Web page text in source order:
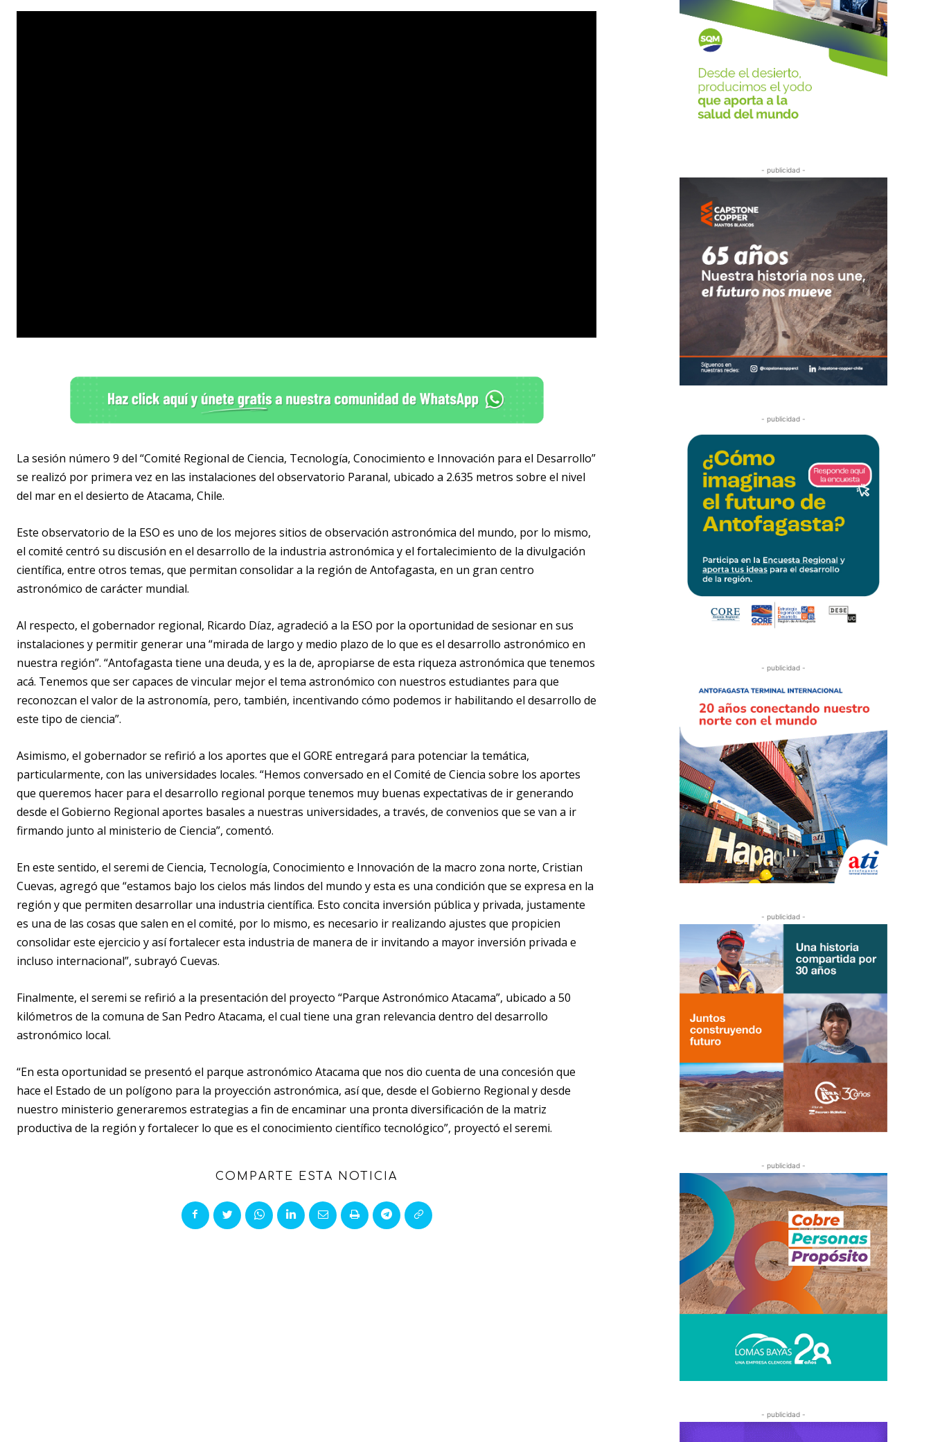
La sesión número 9 del “Comité Regional de Ciencia, Tecnología, Conocimiento e Innovación para el Desarrollo”
se realizó por primera vez en las instalaciones del observatorio Paranal, ubicado a 2.635 metros sobre el nivel
del mar en el desierto de Atacama, Chile.
Este observatorio de la ESO es uno de los mejores sitios de observación astronómica del mundo, por lo mismo,
el comité centró su discusión en el desarrollo de la industria astronómica y el fortalecimiento de la divulgación
científica, entre otros temas, que permitan consolidar a la región de Antofagasta, en un gran centro
astronómico de carácter mundial.
Al respecto, el gobernador regional, Ricardo Díaz, agradeció a la ESO por la oportunidad de sesionar en sus
instalaciones y permitir generar una “mirada de largo y medio plazo de lo que es el desarrollo astronómico en
nuestra región”. “Antofagasta tiene una deuda, y es la de, apropiarse de esta riqueza astronómica que tenemos
acá. Tenemos que ser capaces de vincular mejor el tema astronómico con nuestros estudiantes para que
reconozcan el valor de la astronomía, pero, también, incentivando cómo podemos ir habilitando el desarrollo de
este tipo de ciencia”.
Asimismo, el gobernador se refirió a los aportes que el GORE entregará para potenciar la temática,
particularmente, con las universidades locales. “Hemos conversado en el Comité de Ciencia sobre los aportes
que queremos hacer para el desarrollo regional porque tenemos muy buenas expectativas de ir generando
desde el Gobierno Regional aportes basales a nuestras universidades, a través, de convenios que se van a ir
firmando junto al ministerio de Ciencia”, comentó.
En este sentido, el seremi de Ciencia, Tecnología, Conocimiento e Innovación de la macro zona norte, Cristian
Cuevas, agregó que “estamos bajo los cielos más lindos del mundo y esta es una condición que se expresa en la
región y que permiten desarrollar una industria científica. Esto concita inversión pública y privada, justamente
es una de las cosas que salen en el comité, por lo mismo, es necesario ir realizando ajustes que propicien
consolidar este ejercicio y así fortalecer esta industria de manera de ir invitando a mayor inversión privada e
incluso internacional”, subrayó Cuevas.
Finalmente, el seremi se refirió a la presentación del proyecto “Parque Astronómico Atacama”, ubicado a 50
kilómetros de la comuna de San Pedro Atacama, el cual tiene una gran relevancia dentro del desarrollo
astronómico local.
“En esta oportunidad se presentó el parque astronómico Atacama que nos dio cuenta de una concesión que
hace el Estado de un polígono para la proyección astronómica, así que, desde el Gobierno Regional y desde
nuestro ministerio generaremos estrategias a fin de encaminar una pronta diversificación de la matriz
productiva de la región y fortalecer lo que es el conocimiento científico tecnológico”, proyectó el seremi.
COMPARTE ESTA NOTICIA
- publicidad -
- publicidad -
- publicidad -
- publicidad -
- publicidad -
- publicidad -